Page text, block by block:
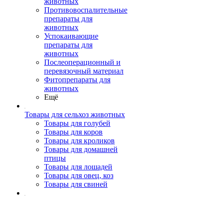
Противовоспалительные
препараты для
животных
Успокаивающие
препараты для
животных
Послеоперационный и
перевязочный материал
Фитопрепараты для
животных
Ещё
Товары для сельхоз животных
Товары для голубей
Товары для коров
Товары для кроликов
Товары для домашней
птицы
Товары для лошадей
Товары для овец, коз
Товары для свиней